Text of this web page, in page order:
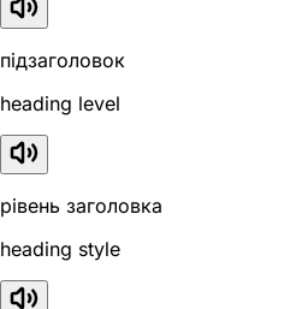
підзаголовок
heading level
рівень заголовка
heading style